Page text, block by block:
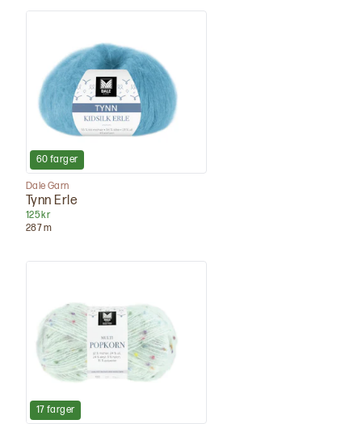
60 farger
Dale Garn
Tynn Erle
125 kr
287m
17 farger